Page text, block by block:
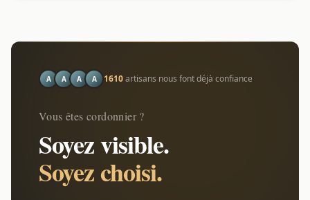
A A A A 1610artisans nous font déjà confiance
Vous êtes cordonnier ?
Soyez visible.
Soyez choisi.